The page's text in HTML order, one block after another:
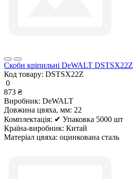
Скоби кріпильні DeWALT DSTSX22Z
Код товару: DSTSX22Z
0
873 ₴
Виробник: DeWALT
Довжина цвяха, мм: 22
Комплектація: ✔ Упаковка 5000 шт
Країна-виробник: Китай
Матеріал цвяха: оцинкована сталь